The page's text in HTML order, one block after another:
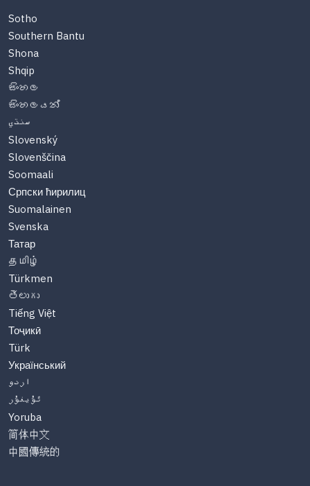
Sotho
Southern Bantu
Shona
Shqip
සිංහල
සිංහලයන්
سنڌي
Slovenský
Slovenščina
Soomaali
Српски ћирилиц
Suomalainen
Svenska
Татар
தமிழ்
Türkmen
తెలుగు
Tiếng Việt
Тоҷикӣ
Türk
Український
اردو
ئۇيغۇر
Yoruba
简体中文
中國傳統的